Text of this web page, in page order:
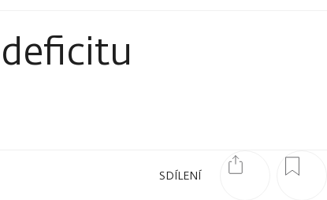
SDÍLENÍ